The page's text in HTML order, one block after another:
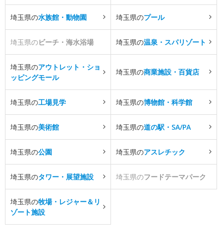
埼玉県の水族館・動物園 埼玉県のプール
埼玉県のビーチ・海水浴場 埼玉県の温泉・スパリゾート
埼玉県のアウトレット・ショ
ッピングモール
埼玉県の商業施設・百貨店
埼玉県の工場見学 埼玉県の博物館・科学館
埼玉県の美術館 埼玉県の道の駅・SA/PA
埼玉県の公園 埼玉県のアスレチック
埼玉県のタワー・展望施設 埼玉県のフードテーマパーク
埼玉県の牧場・レジャー＆リ
ゾート施設